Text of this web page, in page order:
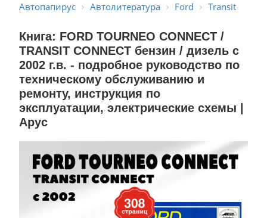
Автопапирус Автолитература Ford Transit
Книга: FORD TOURNEO CONNECT /
TRANSIT CONNECT бензин / дизель с
2002 г.в. - подробное руководство по
техническому обслуживанию и
ремонту, инструкция по
эксплуатации, электрические схемы |
Арус